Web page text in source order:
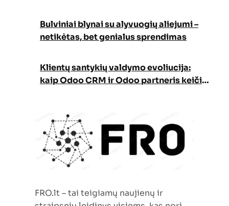
Bulviniai blynai su alyvuogių aliejumi –
netikėtas, bet genialus sprendimas
Klientų santykių valdymo evoliucija:
kaip Odoo CRM ir Odoo partneris keičia
FRO.lt – tai teigiamų naujienų ir